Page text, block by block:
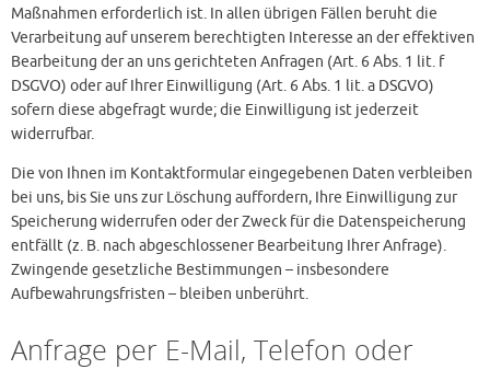
Maßnahmen erforderlich ist. In allen übrigen Fällen beruht die
Verarbeitung auf unserem berechtigten Interesse an der effektiven
Bearbeitung der an uns gerichteten Anfragen (Art. 6 Abs. 1 lit. f
DSGVO) oder auf Ihrer Einwilligung (Art. 6 Abs. 1 lit. a DSGVO)
sofern diese abgefragt wurde; die Einwilligung ist jederzeit
widerrufbar.
Die von Ihnen im Kontaktformular eingegebenen Daten verbleiben
bei uns, bis Sie uns zur Löschung auffordern, Ihre Einwilligung zur
Speicherung widerrufen oder der Zweck für die Datenspeicherung
entfällt (z. B. nach abgeschlossener Bearbeitung Ihrer Anfrage).
Zwingende gesetzliche Bestimmungen – insbesondere
Aufbewahrungsfristen – bleiben unberührt.
Anfrage per E-Mail, Telefon oder